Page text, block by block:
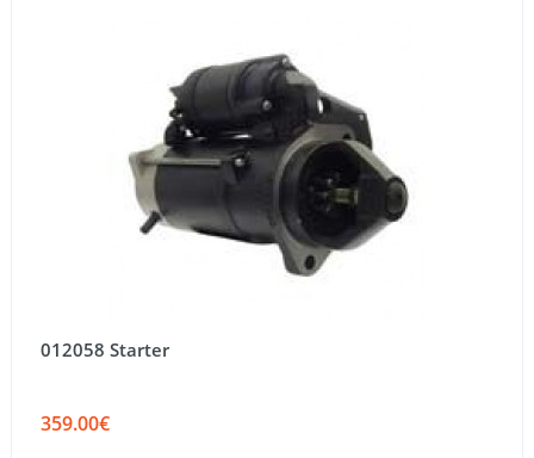
012058 Starter
359.00€